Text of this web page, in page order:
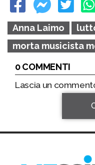
Anna Laimo
morta musicista
0 COMMENTI
Lascia un